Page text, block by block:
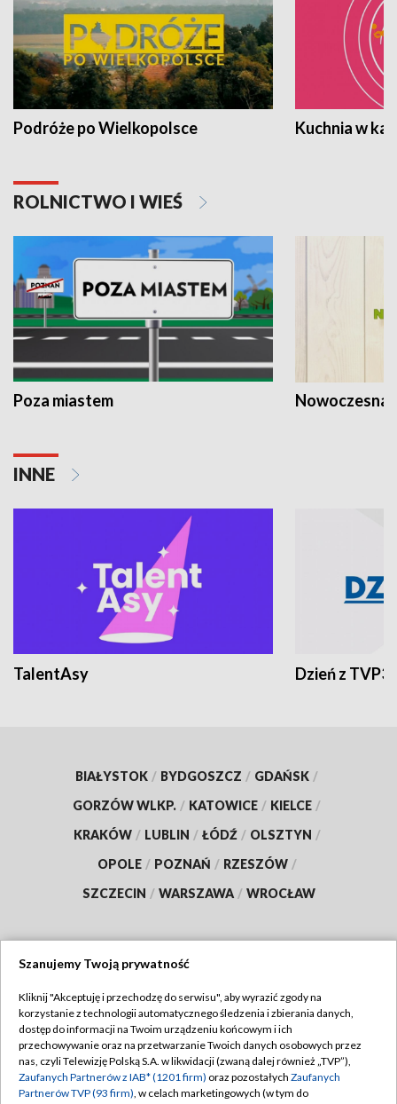
Podróże po Wielkopolsce Kuchnia w
ROLNICTWO I WIEŚ
Poza miastem Nowoczesna
INNE
TalentAsy Dzień z TVP3
BIAŁYSTOK / BYDGOSZCZ / GDAŃSK /
GORZÓW WLKP. / KATOWICE / KIELCE /
KRAKÓW / LUBLIN / ŁÓDŹ / OLSZTYN /
OPOLE / POZNAŃ / RZESZÓW /
SZCZECIN / WARSZAWA / WROCŁAW
TVP
Abonament TVP
Emisja w TVP
Regulamin TVP
Polityka prywatności
Szanujemy Twoją prywatność
Kliknij "Akceptuję i przechodzę do serwisu", aby wyrazić zgody na
korzystanie z technologii automatycznego śledzenia i zbierania danych,
dostęp do informacji na Twoim urządzeniu końcowym i ich
przechowywanie oraz na przetwarzanie Twoich danych osobowych przez
nas, czyli Telewizję Polską S.A. w likwidacji (zwaną dalej również „TVP”),
Zaufanych Partnerów z IAB* (1201 firm) oraz pozostałych Zaufanych
Partnerów TVP (93 firm), w celach marketingowych (w tym do